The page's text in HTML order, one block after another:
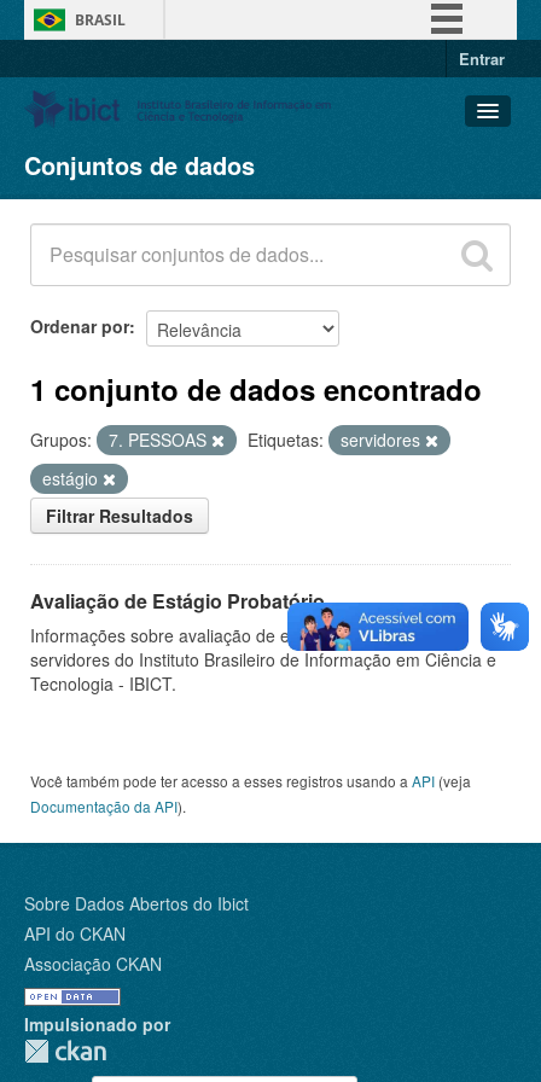
BRASIL
Entrar
Conjuntos de dados
Organizações
Grupos
Sobre
Conjuntos de dados
Ordenar por
1 conjunto de dados encontrado
Grupos: 7. PESSOAS Etiquetas:
servidores
estágio
Filtrar Resultados
Avaliação de Estágio Probatório
Informações sobre avaliação de estágio probatório de
servidores do Instituto Brasileiro de Informação em Ciência e
Tecnologia - IBICT.
Você também pode ter acesso a esses registros usando a API (veja
Documentação da API).
Sobre Dados Abertos do Ibict
API do CKAN
Associação CKAN
Impulsionado por